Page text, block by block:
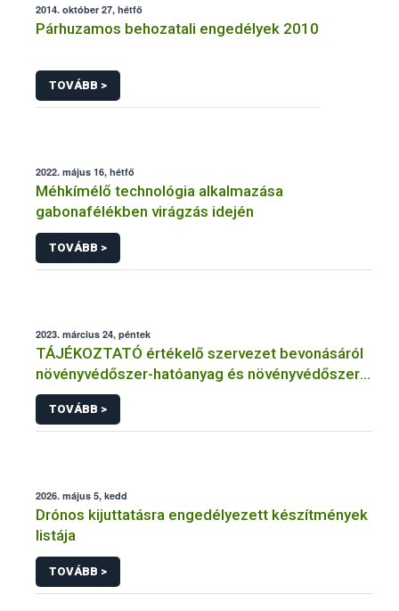
2014. október 27, hétfő
Párhuzamos behozatali engedélyek 2010
TOVÁBB >
2022. május 16, hétfő
Méhkímélő technológia alkalmazása
gabonafélékben virágzás idején
TOVÁBB >
2023. március 24, péntek
TÁJÉKOZTATÓ értékelő szervezet bevonásáról
növényvédőszer-hatóanyag és növényvédőszer
engedélyezésére, továbbá a meglévő engedély
meghosszabbítására vagy módosítására irányuló
eljárásba
TOVÁBB >
2026. május 5, kedd
Drónos kijuttatásra engedélyezett készítmények
listája
TOVÁBB >